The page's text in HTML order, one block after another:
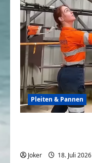
Pleiten & Pannen
Joker 18. Juli 2026